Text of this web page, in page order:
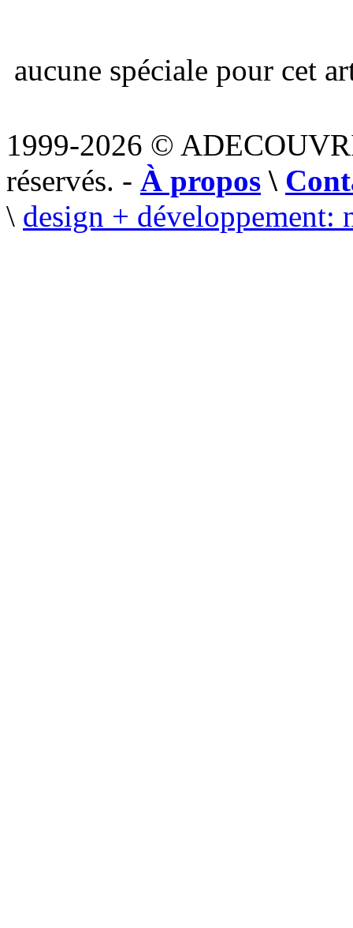
aucune spéciale pour cet
1999-2026 ©
réservés. - À propos \
\ design + développement: